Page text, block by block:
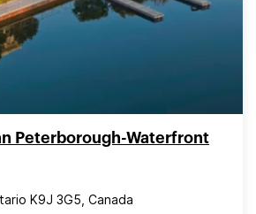
Peterborough-Waterfront
K9J 3G5, Canada